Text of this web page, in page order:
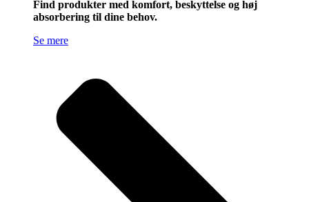
Find produkter med komfort, beskyttelse og høj
absorbering til dine behov.
Se mere